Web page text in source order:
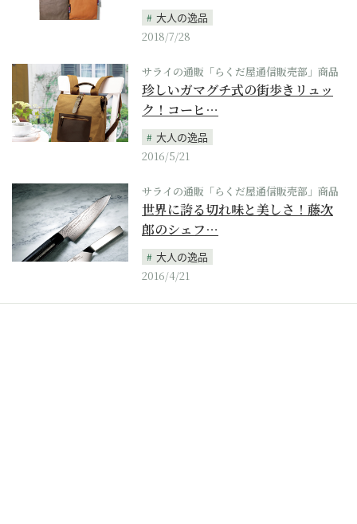
大人の逸品
2018/7/28
サライの通販「らくだ屋通信販売部」商品
珍しいガマグチ式の街歩きリュッ
ク！コーヒ…
大人の逸品
2016/5/21
サライの通販「らくだ屋通信販売部」商品
世界に誇る切れ味と美しさ！藤次
郎のシェフ…
大人の逸品
2016/4/21